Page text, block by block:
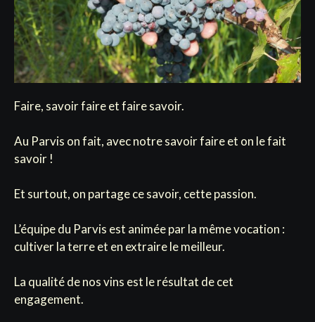
Faire, savoir faire et faire savoir.
Au Parvis on fait, avec notre savoir faire et on le fait
savoir !
Et surtout, on partage ce savoir, cette passion.
L’équipe du Parvis est animée par la même vocation :
cultiver la terre et en extraire le meilleur.
La qualité de nos vins est le résultat de cet
engagement.